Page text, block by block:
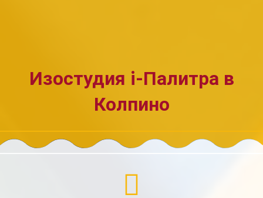
Изостудия i-Палитра в
Колпино